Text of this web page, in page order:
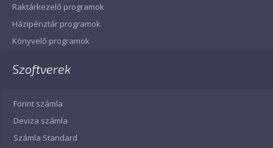
Raktárkezelő programok
Házipénztár programok
Könyvelő programok
Szoftverek
Forint számla
Deviza számla
Számla Standard